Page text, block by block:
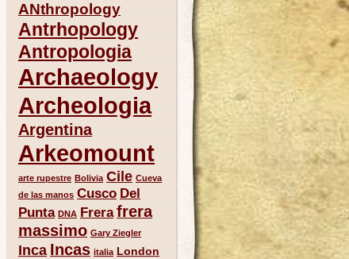
ANthropology
Antrhopology
Antropologia
Archaeology
Archeologia
Argentina
Arkeomount
arte rupestre Bolivia Cile Cueva
de las manos Cusco Del
Punta DNA Frera frera
massimo Gary Ziegler
Inca Incas italia London